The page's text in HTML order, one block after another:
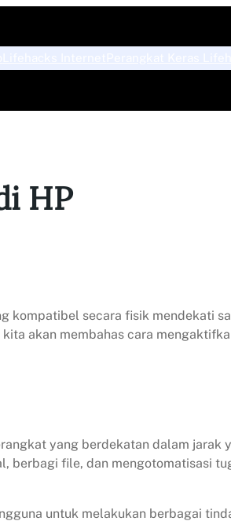
HP
kompatibel secara fisik mendekati
akan membahas cara
yang berdekatan dalam jarak
berbagi file, dan mengotomatisasi
untuk melakukan berbagai